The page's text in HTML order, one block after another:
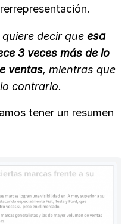
decir que esa
3 veces más de lo
ventas, mientras que
contrario.
tener un resumen